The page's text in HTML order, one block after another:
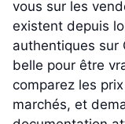
vous sur les
existent depuis
authentiques sur
belle pour être
comparez les
marchés, et